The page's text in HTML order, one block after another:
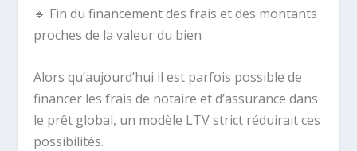
🔹 Fin du financement des frais et des montants
proches de la valeur du bien
Alors qu’aujourd’hui il est parfois possible de
financer les frais de notaire et d’assurance dans
le prêt global, un modèle LTV strict réduirait ces
possibilités.